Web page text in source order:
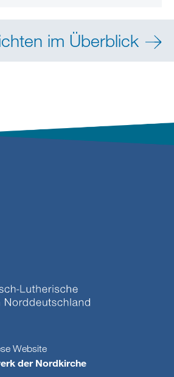
im Überblick
Website
der Nordkirche